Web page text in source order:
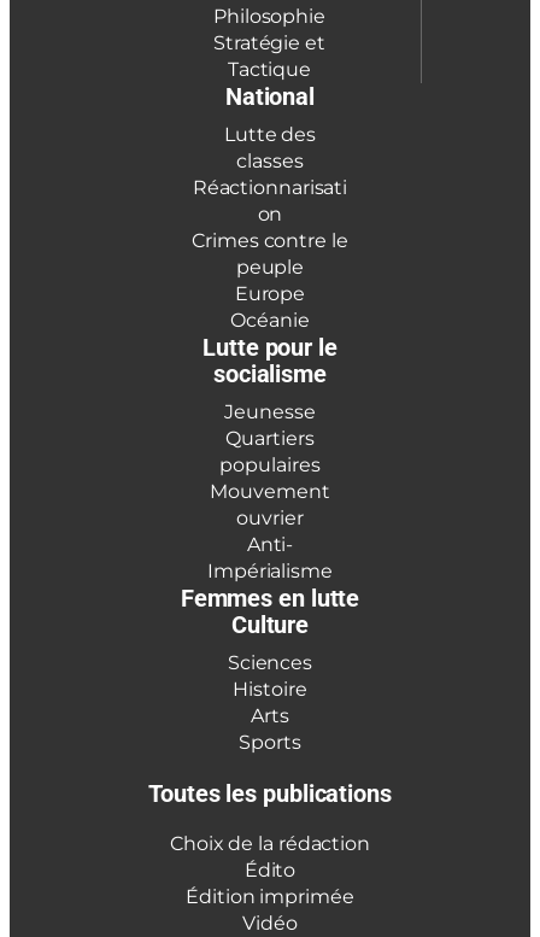
Philosophie
Stratégie et
Tactique
National
Lutte des
classes
Réactionnarisati
on
Crimes contre le
peuple
Europe
Océanie
Lutte pour le
socialisme
Jeunesse
Quartiers
populaires
Mouvement
ouvrier
Anti-
Impérialisme
Femmes en lutte
Culture
Sciences
Histoire
Arts
Sports
Toutes les publications
Choix de la rédaction
Édito
Édition imprimée
Vidéo